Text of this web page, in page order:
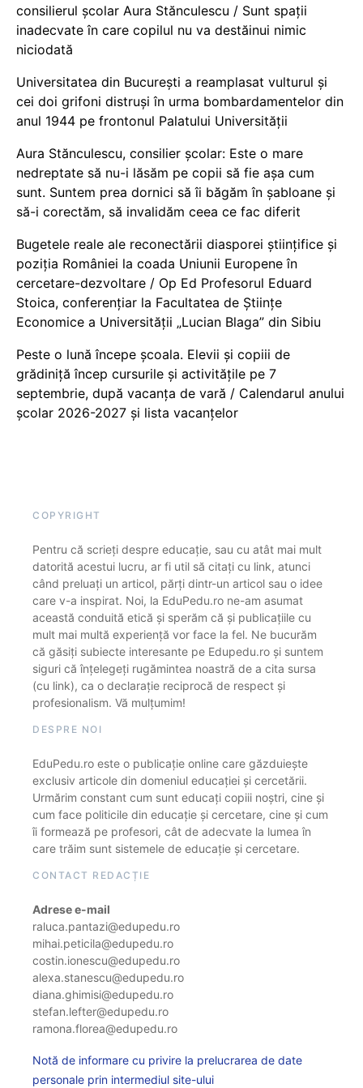
consilierul școlar Aura Stănculescu / Sunt spații
inadecvate în care copilul nu va destăinui nimic
niciodată
Universitatea din București a reamplasat vulturul și
cei doi grifoni distruși în urma bombardamentelor din
anul 1944 pe frontonul Palatului Universității
Aura Stănculescu, consilier școlar: Este o mare
nedreptate să nu-i lăsăm pe copii să fie așa cum
sunt. Suntem prea dornici să îi băgăm în șabloane și
să-i corectăm, să invalidăm ceea ce fac diferit
Bugetele reale ale reconectării diasporei științifice și
poziția României la coada Uniunii Europene în
cercetare-dezvoltare / Op Ed Profesorul Eduard
Stoica, conferențiar la Facultatea de Științe
Economice a Universității „Lucian Blaga” din Sibiu
Peste o lună începe școala. Elevii și copiii de
grădiniță încep cursurile și activitățile pe 7
septembrie, după vacanța de vară / Calendarul anului
școlar 2026-2027 și lista vacanțelor
COPYRIGHT
Pentru că scrieți despre educație, sau cu atât mai mult
datorită acestui lucru, ar fi util să citați cu link, atunci
când preluați un articol, părți dintr-un articol sau o idee
care v-a inspirat. Noi, la EduPedu.ro ne-am asumat
această conduită etică și sperăm că și publicațiile cu
mult mai multă experiență vor face la fel. Ne bucurăm
că găsiți subiecte interesante pe Edupedu.ro și suntem
siguri că înțelegeți rugămintea noastră de a cita sursa
(cu link), ca o declarație reciprocă de respect și
profesionalism. Vă mulțumim!
DESPRE NOI
EduPedu.ro este o publicație online care găzduiește
exclusiv articole din domeniul educației și cercetării.
Urmărim constant cum sunt educați copiii noștri, cine și
cum face politicile din educație și cercetare, cine și cum
îi formează pe profesori, cât de adecvate la lumea în
care trăim sunt sistemele de educație și cercetare.
CONTACT REDACȚIE
Adrese e-mail
raluca.pantazi@edupedu.ro
mihai.peticila@edupedu.ro
costin.ionescu@edupedu.ro
alexa.stanescu@edupedu.ro
diana.ghimisi@edupedu.ro
stefan.lefter@edupedu.ro
ramona.florea@edupedu.ro
Notă de informare cu privire la prelucrarea de date
personale prin intermediul site-ului